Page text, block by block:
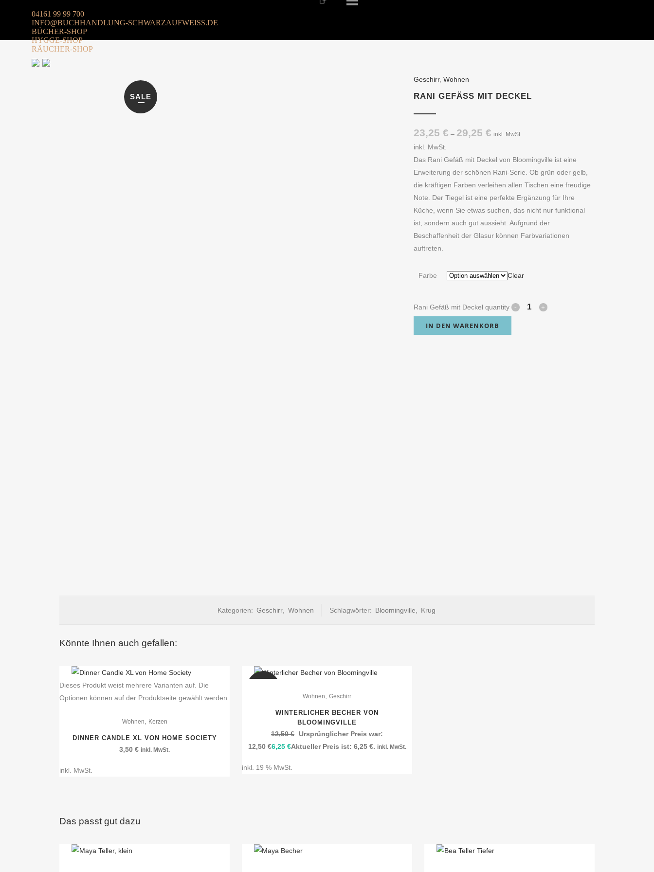
04161 99 99 700
INFO@BUCHHANDLUNG-SCHWARZAUFWEISS.DE
BÜCHER-SHOP
HYGGE-SHOP
RÄUCHER-SHOP
SALE
Geschirr, Wohnen
RANI GEFÄSS MIT DECKEL
23,25 € – 29,25 € inkl. MwSt.
inkl. MwSt.
Das Rani Gefäß mit Deckel von Bloomingville ist eine
Erweiterung der schönen Rani-Serie. Ob grün oder gelb,
die kräftigen Farben verleihen allen Tischen eine freudige
Note. Der Tiegel ist eine perfekte Ergänzung für Ihre
Küche, wenn Sie etwas suchen, das nicht nur funktional
ist, sondern auch gut aussieht. Aufgrund der
Beschaffenheit der Glasur können Farbvariationen
auftreten.
Farbe Clear
Rani Gefäß mit Deckel quantity
IN DEN WARENKORB
Kategorien: Geschirr, Wohnen Schlagwörter: Bloomingville Krug
Könnte Ihnen auch gefallen:
Dieses Produkt weist mehrere Varianten auf. Die
Optionen können auf der Produktseite gewählt werden
Wohnen Kerzen
DINNER CANDLE XL VON HOME SOCIETY
3,50 € inkl. MwSt.
inkl. MwSt.
Wohnen Geschirr
WINTERLICHER BECHER VON
BLOOMINGVILLE
12,50€
Ursprünglicher Preis war:
12,50 €6,25 €Aktueller Preis ist: 6,25 €. inkl. MwSt.
inkl. 19 % MwSt.
Das passt gut dazu